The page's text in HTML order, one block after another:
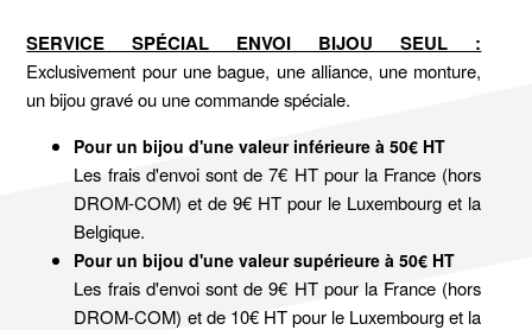
SERVICE SPÉCIAL ENVOI BIJOU SEUL :
Exclusivement pour une bague, une alliance, une monture,
un bijou gravé ou une commande spéciale.
Pour un bijou d'une valeur inférieure à 50€ HT
Les frais d'envoi sont de 7€ HT pour la France (hors
DROM-COM) et de 9€ HT pour le Luxembourg et la
Belgique.
Pour un bijou d'une valeur supérieure à 50€ HT
Les frais d'envoi sont de 9€ HT pour la France (hors
DROM-COM) et de 10€ HT pour le Luxembourg et la